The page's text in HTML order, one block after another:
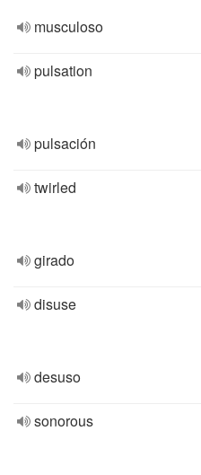
musculoso
pulsation
pulsación
twirled
girado
disuse
desuso
sonorous